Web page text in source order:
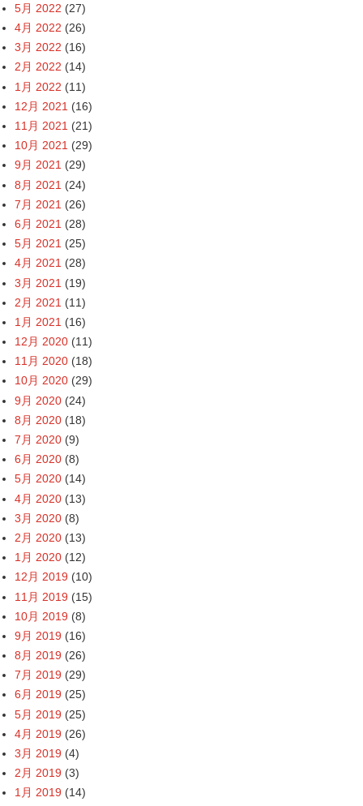
5月 2022 (27)
4月 2022 (26)
3月 2022 (16)
2月 2022 (14)
1月 2022 (11)
12月 2021 (16)
11月 2021 (21)
10月 2021 (29)
9月 2021 (29)
8月 2021 (24)
7月 2021 (26)
6月 2021 (28)
5月 2021 (25)
4月 2021 (28)
3月 2021 (19)
2月 2021 (11)
1月 2021 (16)
12月 2020 (11)
11月 2020 (18)
10月 2020 (29)
9月 2020 (24)
8月 2020 (18)
7月 2020 (9)
6月 2020 (8)
5月 2020 (14)
4月 2020 (13)
3月 2020 (8)
2月 2020 (13)
1月 2020 (12)
12月 2019 (10)
11月 2019 (15)
10月 2019 (8)
9月 2019 (16)
8月 2019 (26)
7月 2019 (29)
6月 2019 (25)
5月 2019 (25)
4月 2019 (26)
3月 2019 (4)
2月 2019 (3)
1月 2019 (14)